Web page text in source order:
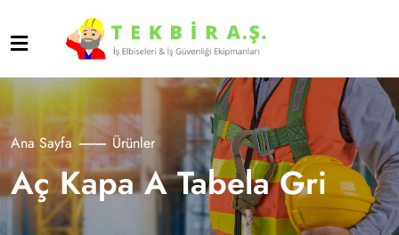
Ana Sayfa Ürünler
Aç Kapa A Tabela Gri